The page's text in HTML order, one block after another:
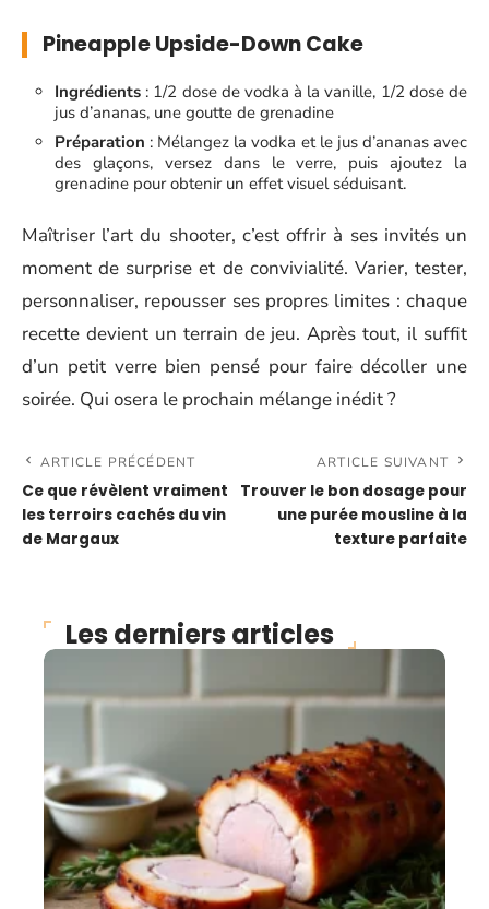
Pineapple Upside-Down Cake
Ingrédients : 1/2 dose de vodka à la vanille, 1/2 dose de
jus d’ananas, une goutte de grenadine
Préparation : Mélangez la vodka et le jus d’ananas avec
des glaçons, versez dans le verre, puis ajoutez la
grenadine pour obtenir un effet visuel séduisant.
Maîtriser l’art du shooter, c’est offrir à ses invités un
moment de surprise et de convivialité. Varier, tester,
personnaliser, repousser ses propres limites : chaque
recette devient un terrain de jeu. Après tout, il suffit
d’un petit verre bien pensé pour faire décoller une
soirée. Qui osera le prochain mélange inédit ?
ARTICLE PRÉCÉDENT
Ce que révèlent vraiment
les terroirs cachés du vin
de Margaux
ARTICLE SUIVANT
Trouver le bon dosage pour
une purée mousline à la
texture parfaite
Les derniers articles